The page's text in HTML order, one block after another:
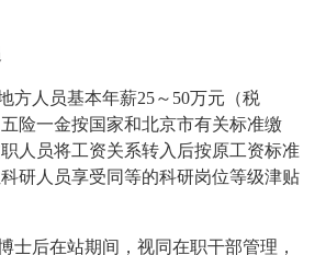
方人员基本年薪25～50万元（税
险一金按国家和北京市有关标准缴
人员将工资关系转入后按原工资标准
研人员享受同等的科研岗位等级津贴
士后在站期间，视同在职干部管理，